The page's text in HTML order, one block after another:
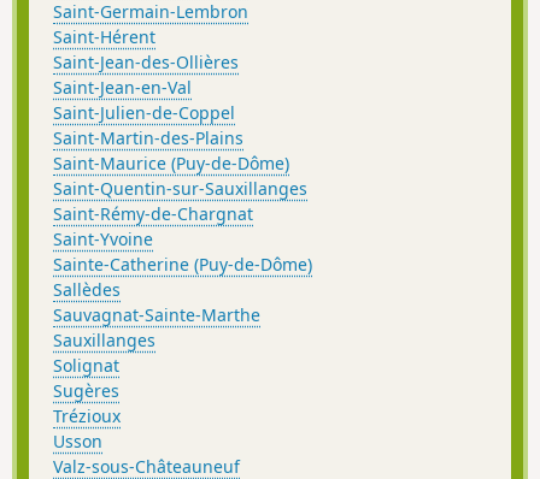
Saint-Germain-Lembron
Saint-Hérent
Saint-Jean-des-Ollières
Saint-Jean-en-Val
Saint-Julien-de-Coppel
Saint-Martin-des-Plains
Saint-Maurice (Puy-de-Dôme)
Saint-Quentin-sur-Sauxillanges
Saint-Rémy-de-Chargnat
Saint-Yvoine
Sainte-Catherine (Puy-de-Dôme)
Sallèdes
Sauvagnat-Sainte-Marthe
Sauxillanges
Solignat
Sugères
Trézioux
Usson
Valz-sous-Châteauneuf